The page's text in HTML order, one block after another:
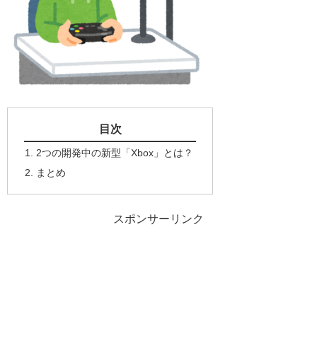
目次
2つの開発中の新型「Xbox」とは？
まとめ
スポンサーリンク